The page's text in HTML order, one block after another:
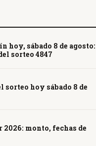
hoy, sábado 8 de agosto:
sorteo 4847
sorteo hoy sábado 8 de
2026: monto, fechas de